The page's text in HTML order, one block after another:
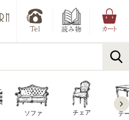
ソファ チェア テ